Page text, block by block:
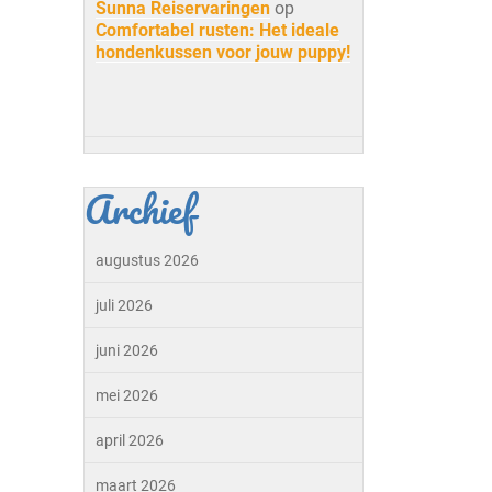
Sunna Reiservaringen op
Comfortabel rusten: Het ideale
hondenkussen voor jouw puppy!
Archief
augustus 2026
juli 2026
juni 2026
mei 2026
april 2026
maart 2026